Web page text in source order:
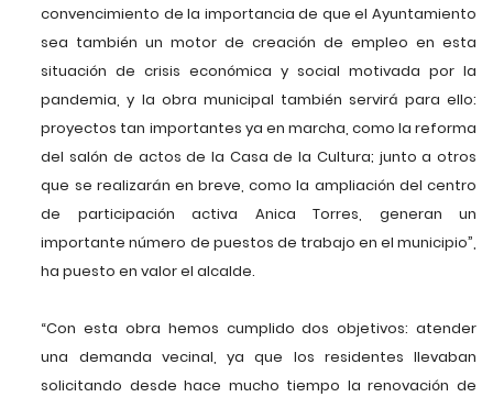
convencimiento de la importancia de que el Ayuntamiento
sea también un motor de creación de empleo en esta
situación de crisis económica y social motivada por la
pandemia, y la obra municipal también servirá para ello:
proyectos tan importantes ya en marcha, como la reforma
del salón de actos de la Casa de la Cultura; junto a otros
que se realizarán en breve, como la ampliación del centro
de participación activa Anica Torres, generan un
importante número de puestos de trabajo en el municipio”,
ha puesto en valor el alcalde.
“Con esta obra hemos cumplido dos objetivos: atender
una demanda vecinal, ya que los residentes llevaban
solicitando desde hace mucho tiempo la renovación de